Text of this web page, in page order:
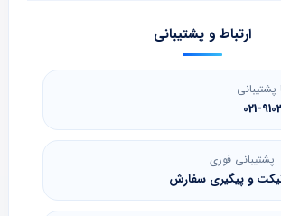
ارتباط و پشتیبانی
021-
پشتیبانی فوری
و پیگیری سفارش